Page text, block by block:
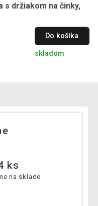
s držiakom na činky,
Do košíka
skladom
ks
na sklade